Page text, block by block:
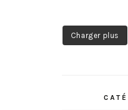
Charger plus